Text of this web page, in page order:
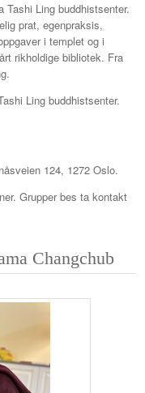
Tashi Ling buddhistsenter.
prat, egenpraksis,
i templet og i
rikholdige bibliotek. Fra
Ling buddhistsenter.
124, 1272 Oslo.
Grupper bes ta kontakt
Changchub